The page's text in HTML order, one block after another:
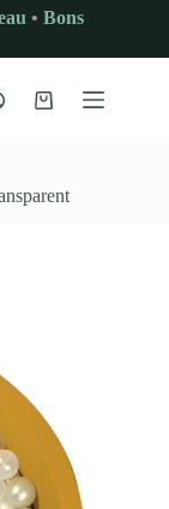
• Bons
Panier